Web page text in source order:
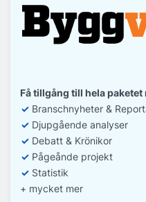
Få tillgång till hela paketet
✓ Branschnyheter &
✓ Djupgående analyser
✓ Debatt & Krönikor
✓ Pågeånde projekt
✓ Statistik
+ mycket mer